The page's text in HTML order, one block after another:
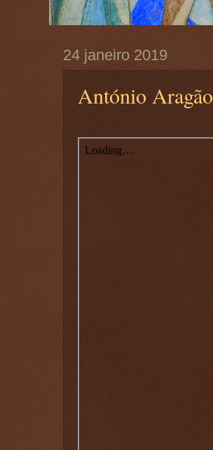
24 janeiro 2019
António Aragão